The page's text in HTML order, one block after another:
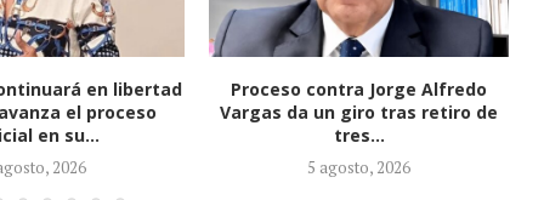
Jorge Alfredo
giro tras retiro de
tres...
2026
Fiscalía imputó cargos contra
alias ‘Calarcá’ como persona
ausente por múltiples delitos
4 agosto, 2026